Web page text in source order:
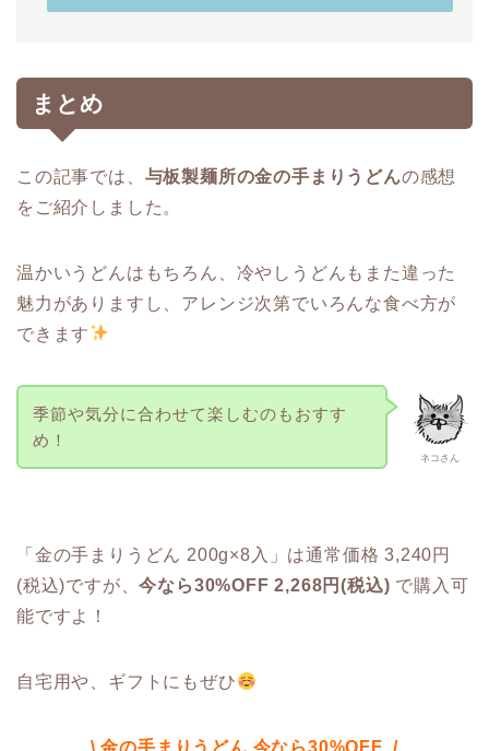
まとめ
この記事では、 与板製麺所の金の手まりうどんの感想
をご紹介しました。
温かいうどんはもちろん、冷やしうどんもまた違った
魅力がありますし、アレンジ次第でいろんな食べ方が
できます
ネコさん
季節や気分に合わせて楽しむのもおすす
め！
「 金の手まりうどん 200g×8入」は通常価格 3,240円
(税込)ですが、今なら30%OFF 2,268円(税込) で購入可
能ですよ！
自宅用や、ギフトにもぜひ